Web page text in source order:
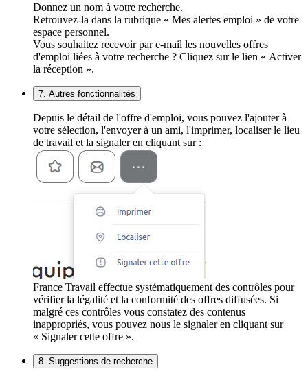
Donnez un nom à votre recherche.
Retrouvez-la dans la rubrique « Mes alertes emploi » de votre
espace personnel.
Vous souhaitez recevoir par e-mail les nouvelles offres
d'emploi liées à votre recherche ? Cliquez sur le lien « Activer
la réception ».
7. Autres fonctionnalités
Depuis le détail de l'offre d'emploi, vous pouvez l'ajouter à
votre sélection, l'envoyer à un ami, l'imprimer, localiser le lieu
de travail et la signaler en cliquant sur :
France Travail effectue systématiquement des contrôles pour
vérifier la légalité et la conformité des offres diffusées. Si
malgré ces contrôles vous constatez des contenus
inappropriés, vous pouvez nous le signaler en cliquant sur
« Signaler cette offre ».
8. Suggestions de recherche